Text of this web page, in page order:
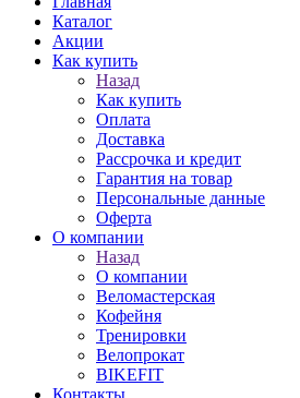
Каталог
Акции
Как купить
Назад
Как купить
Оплата
Доставка
Рассрочка и кредит
Гарантия на товар
Персональные данные
Оферта
О компании
Назад
О компании
Веломастерская
Кофейня
Тренировки
Велопрокат
BIKEFIT
Контакты